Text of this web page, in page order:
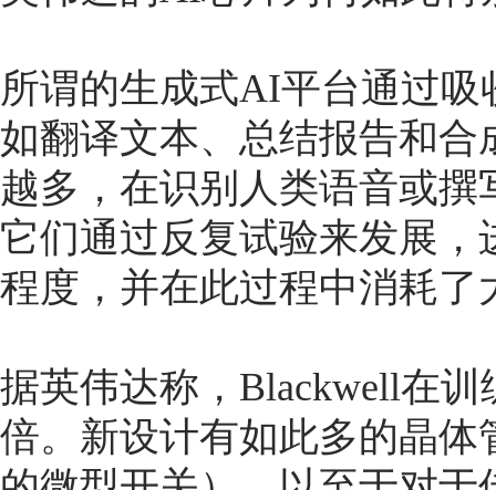
所谓的生成式AI平台通过
如翻译文本、总结报告和
越多，在识别人类语音或
它们通过反复试验来发展
程度，并在此过程中消耗了
据英伟达称，Blackwell在
倍。新设计有如此多的晶